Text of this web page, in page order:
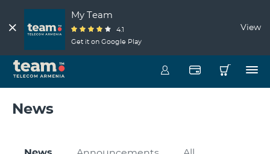
My Team
4.1
Get it on Google Play
View
News